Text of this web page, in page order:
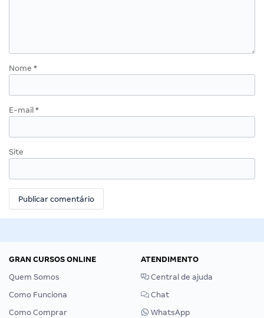
Nome *
E-mail *
Site
GRAN CURSOS ONLINE
Quem Somos
Como Funciona
Como Comprar
ATENDIMENTO
Central de ajuda
Chat
WhatsApp